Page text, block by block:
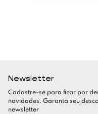
Newsletter
Cadastre-se para ficar por
novidades. Garanta seu
newsletter